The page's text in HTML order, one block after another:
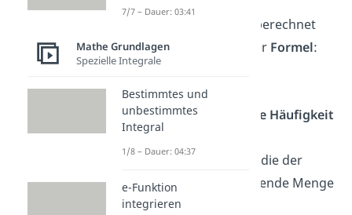
berechnet
sich folglich mit folgender Formel:
Du teilst also die
absolute Häufigkeit
H der Ausprägung A im
Zufallsexperiment durch die der
Stichprobe zugrundeliegende Menge
n (Anzahl der Versuche).
7/7 – Dauer: 03:41
Mathe Grundlagen
Spezielle Integrale
Bestimmtes und
unbestimmtes
Integral
1/8 – Dauer: 04:37
e-Funktion
integrieren